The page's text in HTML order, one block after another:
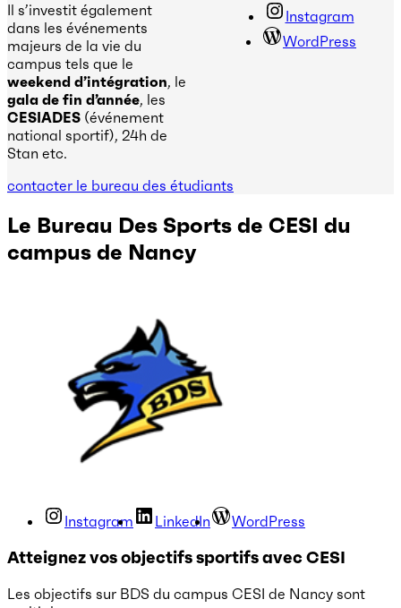
Il s’investit également
dans les événements
majeurs de la vie du
campus tels que le
weekend d’intégration, le
gala de fin d’année, les
CESIADES (événement
national sportif), 24h de
Stan etc.
Instagram
WordPress
contacter le bureau des étudiants
Le Bureau Des Sports de CESI du
campus de Nancy
Instagram LinkedIn WordPress
Atteignez vos objectifs sportifs avec CESI
Les objectifs sur BDS du campus CESI de Nancy sont